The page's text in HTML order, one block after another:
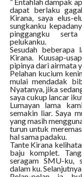
dapat berlaku
Kirana, saya elus-
sungkanku
pinggangku
pelukanku.
Sesudah beberapa
Kirana. Kuusap-
pipinya dari airmata
Pelahan kucium
mulai mendadak
Nyatanya, jika
saya cukup lancar
Lumayan lama
semakin liar. Saya
yang masih
turun untuk
hal sama padaku.
Tante Kirana
baju komplet.
seragam SMU-ku,
dalam ku.